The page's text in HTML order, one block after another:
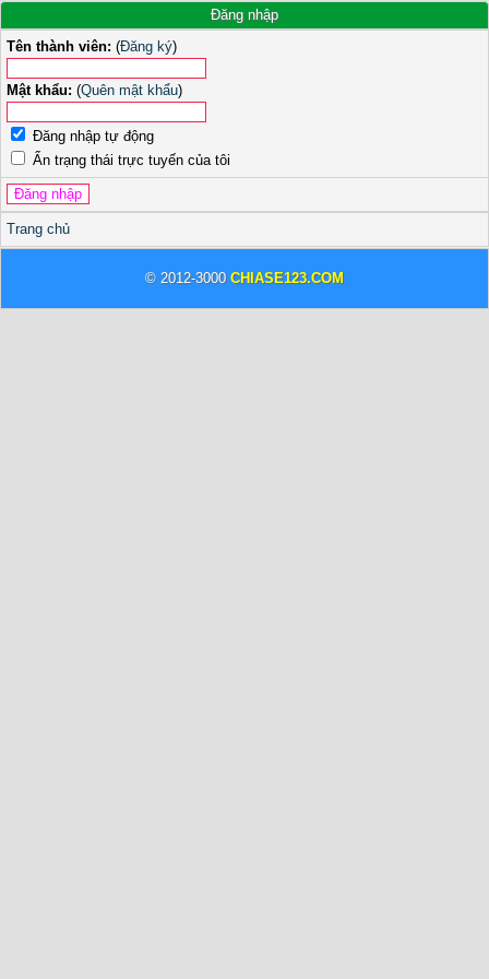
Đăng nhập
Tên thành viên: (Đăng ký)
Mật khẩu: (Quên mật khẩu)
Đăng nhập tự động
Ẩn trạng thái trực tuyến của tôi
Trang chủ
© 2012-3000 CHIASE123.COM